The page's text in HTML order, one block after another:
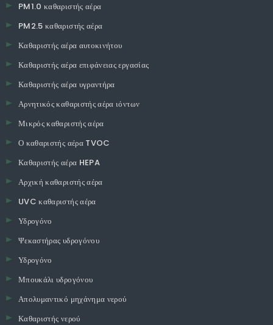
PM1.0 καθαριστής αέρα
PM2.5 καθαριστής αέρα
Καθαριστής αέρα αυτοκινήτου
Καθαριστής αέρα επιφάνειας εργασίας
Καθαριστής αέρα υγραντήρα
Αρνητικός καθαριστής αέρα ιόντων
Μικρός καθαριστής αέρα
Ο καθαριστής αέρα TVOC
Καθαριστής αέρα HEPA
Αρχική καθαριστής αέρα
UVC καθαριστής αέρα
Υδρογόνο
Ψεκαστήρας υδρογόνου
Υδρογόνο
Μπουκάλι υδρογόνου
Απολυμαντικό μηχάνημα νερού
Καθαριστής νερού